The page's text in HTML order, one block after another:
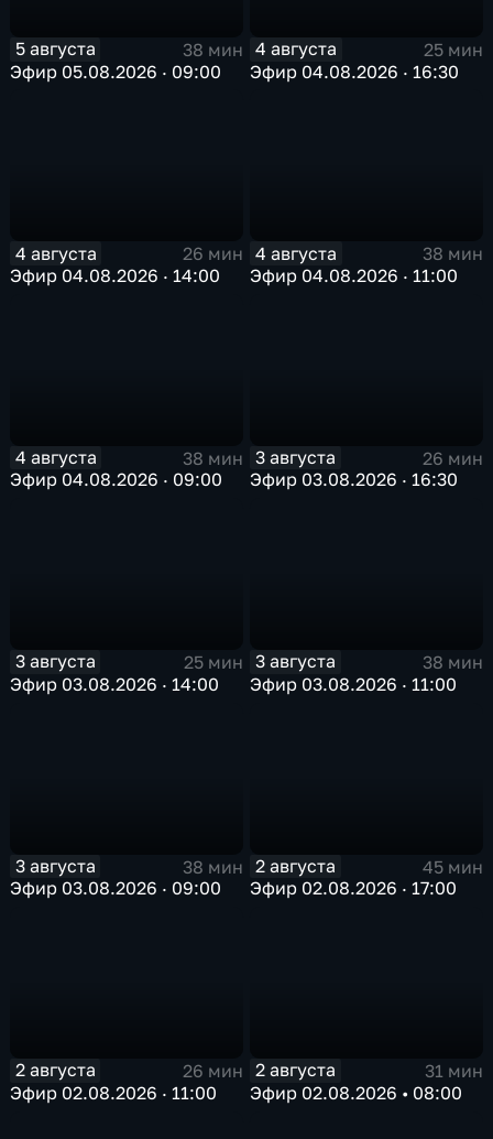
5 августа
38 мин
Эфир 05.08.2026 · 09:00
4 августа
25 мин
Эфир 04.08.2026 · 16:30
4 августа
26 мин
Эфир 04.08.2026 · 14:00
4 августа
38 мин
Эфир 04.08.2026 · 11:00
4 августа
38 мин
Эфир 04.08.2026 · 09:00
3 августа
26 мин
Эфир 03.08.2026 · 16:30
3 августа
25 мин
Эфир 03.08.2026 · 14:00
3 августа
38 мин
Эфир 03.08.2026 · 11:00
3 августа
38 мин
Эфир 03.08.2026 · 09:00
2 августа
45 мин
Эфир 02.08.2026 · 17:00
2 августа
26 мин
Эфир 02.08.2026 · 11:00
2 августа
31 мин
Эфир 02.08.2026 • 08:00